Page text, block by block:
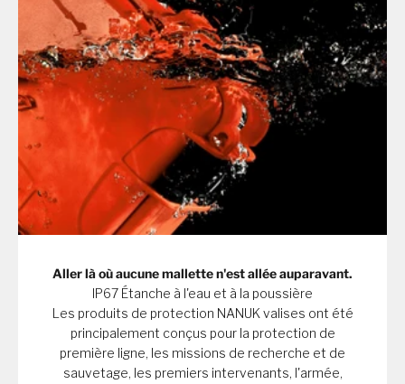
Aller là où aucune mallette n'est allée auparavant.
IP67 Étanche à l'eau et à la poussière
Les produits de protection NANUK valises ont été
principalement conçus pour la protection de
première ligne, les missions de recherche et de
sauvetage, les premiers intervenants, l'armée,